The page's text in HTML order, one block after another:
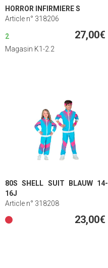
HORROR INFIRMIERE S
Article n° 318206
2 27,00€
Magasin K1-2.2
80S SHELL SUIT BLAUW 14-
16J
Article n° 318208
23,00€